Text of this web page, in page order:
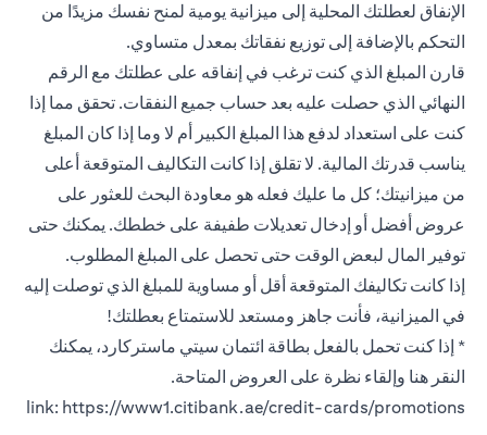
الإنفاق لعطلتك المحلية إلى ميزانية يومية لمنح نفسك مزيدًا من
التحكم بالإضافة إلى توزيع نفقاتك بمعدل متساوي.
قارن المبلغ الذي كنت ترغب في إنفاقه على عطلتك مع الرقم
النهائي الذي حصلت عليه بعد حساب جميع النفقات. تحقق مما إذا
كنت على استعداد لدفع هذا المبلغ الكبير أم لا وما إذا كان المبلغ
يناسب قدرتك المالية. لا تقلق إذا كانت التكاليف المتوقعة أعلى
من ميزانيتك؛ كل ما عليك فعله هو معاودة البحث للعثور على
عروض أفضل أو إدخال تعديلات طفيفة على خططك. يمكنك حتى
توفير المال لبعض الوقت حتى تحصل على المبلغ المطلوب.
إذا كانت تكاليفك المتوقعة أقل أو مساوية للمبلغ الذي توصلت إليه
في الميزانية، فأنت جاهز ومستعد للاستمتاع بعطلتك!
* إذا كنت تحمل بالفعل بطاقة ائتمان سيتي ماستركارد، يمكنك
النقر هنا وإلقاء نظرة على العروض المتاحة.
link: https://www1.citibank.ae/credit-cards/promotions